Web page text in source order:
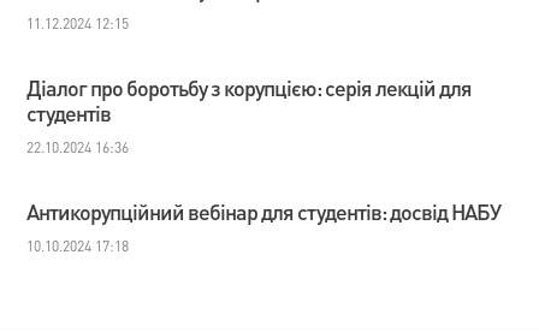
11.12.2024 12:15
Діалог про боротьбу з корупцією: серія лекцій для
студентів
22.10.2024 16:36
Антикорупційний вебінар для студентів: досвід НАБУ
10.10.2024 17:18